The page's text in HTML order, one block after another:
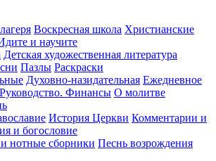
Воскресная школа Христианские
и научите
Детская художественная литература
Пазлы Раскраски
Духовно-назидательная Ежедневное
Финансы О молитве
История Церкви Комментарии и
и богословие
нотные сборники Песнь возрождения